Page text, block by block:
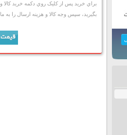
براي خريد پس از کليک روي دکمه خريد
بگيريد، سپس وجه کالا و هزينه ارسال را